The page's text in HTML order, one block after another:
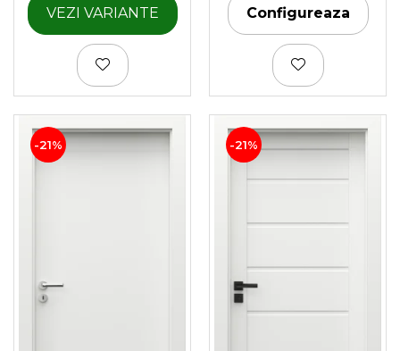
VEZI VARIANTE Configureaza
-21% -21%